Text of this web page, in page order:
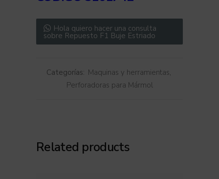
Hola quiero hacer una consulta
sobre Repuesto F1 Buje Estriado
Categorías: Maquinas y herramientas,
Perforadoras para Mármol
Related products